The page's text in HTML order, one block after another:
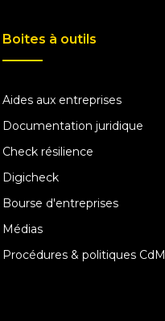
Boites à outils
Aides aux entreprises
Documentation juridique
Check résilience
Digicheck
Bourse d'entreprises
Médias
Procédures & politiques CdM